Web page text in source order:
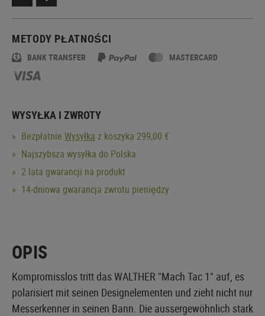
METODY PŁATNOŚCI
BANK TRANSFER MASTERCARD
WYSYŁKA I ZWROTY
Bezpłatnie Wysyłka z koszyka 299,00 €
Najszybsza wysyłka do Polska
2 lata gwarancji na produkt
14-dniowa gwarancja zwrotu pieniędzy
OPIS
Kompromisslos tritt das WALTHER "Mach Tac 1" auf, es
polarisiert mit seinen Designelementen und zieht nicht nur
Messerkenner in seinen Bann. Die aussergewöhnlich stark